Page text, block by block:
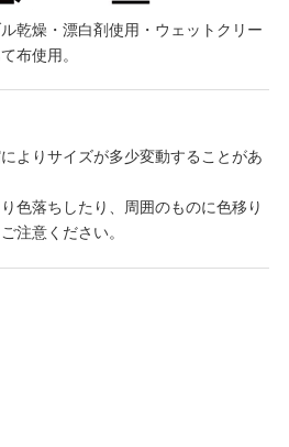
乾燥・漂白剤使用・ウェットクリー
布使用。
よりサイズが多少変動することがあ
色落ちしたり、周囲のものに色移り
注意ください。